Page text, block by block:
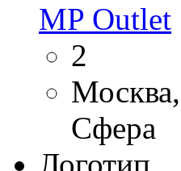
MP Outlet
2
Сфера
Логотип